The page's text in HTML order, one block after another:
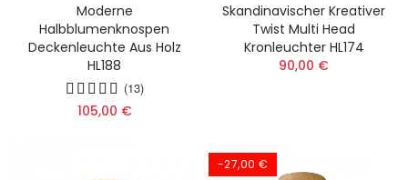
Moderne
Halbblumenknospen
Deckenleuchte Aus Holz
HL188
(13)
105,00 €
Skandinavischer Kreativer
Twist Multi Head
Kronleuchter HL174
90,00 €
-27,00 €